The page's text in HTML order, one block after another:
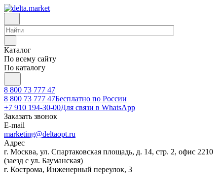
Каталог
По всему сайту
По каталогу
8 800 73 777 47
8 800 73 777 47Бесплатно по России
+7 910 194-30-00Для связи в WhatsApp
Заказать звонок
E-mail
marketing@deltaopt.ru
Адрес
г. Москва, ул. Спартаковская площадь, д. 14, стр. 2, офис 2210
(заезд с ул. Бауманская)
г. Кострома, Инженерный переулок, 3